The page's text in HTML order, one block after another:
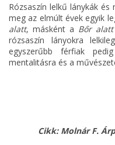
Rózsaszín lelkű lánykák
meg az elmúlt évek egyik
alatt, másként a Bőr alatt
rózsaszín lányokra
egyszerűbb férfiak
mentalitásra és a
Cikk: Molnár F.